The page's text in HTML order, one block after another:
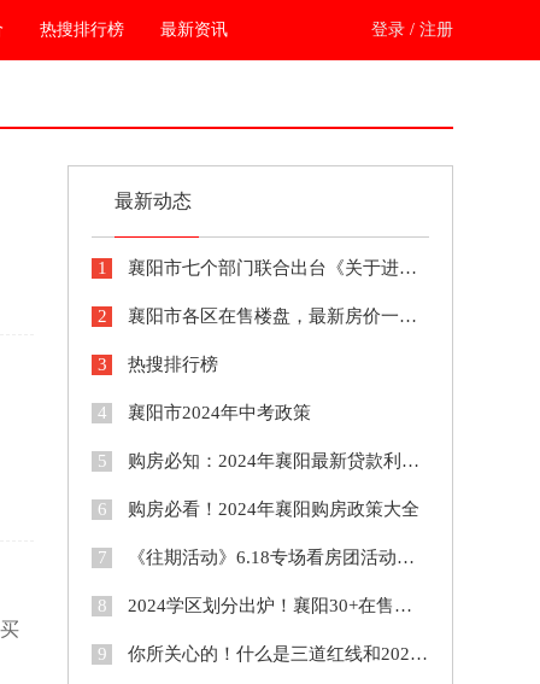
热搜排行榜 最新资讯 登录 / 注册
最新动态
1 襄阳市七个部门联合出台《关于进一步做好支持刚性和改善性住房需求》通知
2 襄阳市各区在售楼盘，最新房价一览表！
3 热搜排行榜
4 襄阳市2024年中考政策
5 购房必知：2024年襄阳最新贷款利率！
6 购房必看！2024年襄阳购房政策大全
7 《往期活动》6.18专场看房团活动现场
8 2024学区划分出炉！襄阳30+在售新盘对口学区汇总！
9 你所关心的！什么是三道红线和2021年上半年三道红线标准房企名单